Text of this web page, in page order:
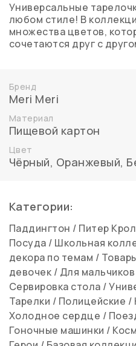
Универсальные
любом стиле! В
множества цветов,
сочетаются друг с
Бренд
Meri Meri
Материал
Пищевой картон
Цвет
Чёрный, Оранжевый,
Категории:
Паддингтон / Питер
Посуда / Школьная
декора по темам /
девочек / Для мальчиков
Сервировка стола /
Тарелки / Полицейские /
Холодное сердце /
Гоночные машинки /